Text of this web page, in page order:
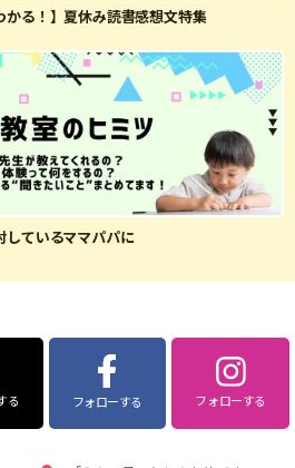
かる！】夏休み読書感想文特集
しているママパパに
る フォローする フォローする